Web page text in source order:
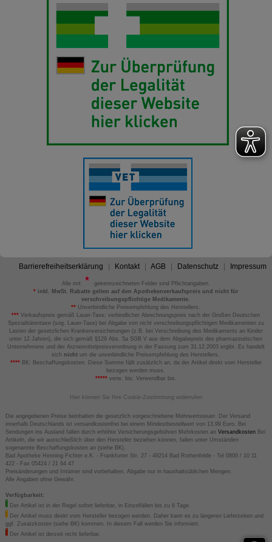
Barrierefreiheitserklärung Kontakt AGB Datenschutz Impressum
Alle mit
gekennzeichneten Felder sind Pflichtangaben.
*inkl. MwSt. Rabatte gelten auf den Apothekenverkaufspreis und nicht für
verschreibungspflichtige Medikamente.
** Unverbindliche Preisempfehlung des Herstellers.
*** Verkaufspreis gemäß Lauer-Taxe; verbindlicher Abrechnungspreis nach der Großen Deutschen
Spezialitätentaxe (sog. Lauer-Taxe) bei Abgabe von nicht verschreibungspflichtigen Medikamenten zu
Lasten der gesetzlichen Krankenversicherungen (z.B. bei Verschreibung des Medikaments an Kinder
unter 12 Jahren), die sich gemäß §129 Abs. 5a SGB V aus dem Abgabepreis des pharmazeutischen
Unternehmens und der Arzneimittelpreisverordnung in der Fassung zum 31.12.2003 ergibt. Es handelt
sich nicht um die unverbindliche Preisempfehlung des Herstellers.
****BK: Beschaffungskosten. Diese Summe fällt zusätzlich an, da der Artikel direkt vom Hersteller
bezogen werden muss.
*****verw. bis: Verwendbar bis.
Hier können Sie Ihre Cookie-Zustimmung widerrufen
Die angegebenen Preise beinhalten die gesetzlich vorgeschriebene Mehrwertsteuer. Der Versand
innerhalb Deutschlands ist versandkostenfrei bei einem Mindestbestellwert von 13,99 Euro. Bei
Sendungen ins Ausland fallen durch erhöhte Versicherungsgebühren Mehrkosten an VersandkostenBei
Artikeln, die wir ausschließlich über den Hersteller beziehen können, fallen unter Umständen
sogenannte Beschaffungskosten an (siehe BK).
Bad Apotheke Henning Fichter e.K. - Frankfurter Str. 27 - 49214 Bad Rothenfelde - Tel 0800 / 10 11
422 - Fax 05424 / 21 64 47
Preisänderungen und Irrtümer sind vorbehalten. Abgabe nur in haushaltsüblichen Mengen.
Alle Angaben ohne Gewähr.
Verfügbarkeit:
Der Artikel ist in der Regel sofort lieferbar, in Einzelfällen bis zu 6 Tage.
Der Artikel muss direkt vom Hersteller bezogen werden. Daher kann es zu längeren Lieferzeiten und
ggf. Zusatzkosten (siehe BK) kommen. In diesem Fall werden Sie informiert.
Der Artikel ist derzeit nicht lieferbar.